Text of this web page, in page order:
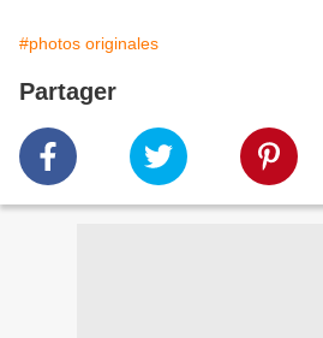
#photos originales
Partager